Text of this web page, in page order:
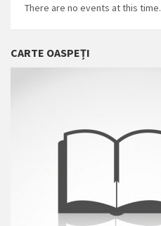
There are no events at this time.
CARTE OASPEȚI